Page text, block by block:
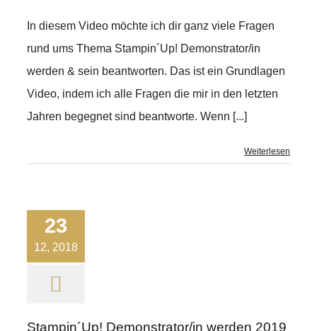
In diesem Video möchte ich dir ganz viele Fragen
rund ums Thema Stampin´Up! Demonstrator/in
werden & sein beantworten. Das ist ein Grundlagen
Video, indem ich alle Fragen die mir in den letzten
Jahren begegnet sind beantworte. Wenn [...]
Weiterlesen
23
12, 2018
Stampin´Up! Demonstrator/in werden 2019